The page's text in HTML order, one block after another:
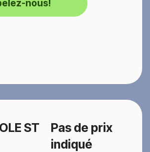
nous!
ST
Pas de prix
indiqué